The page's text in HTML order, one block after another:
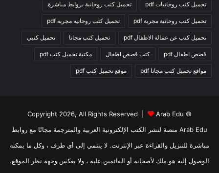
تحميل كتب روحانيات pdf تحميل كتب روحانية بروابط مباشرة
تحميل كتب روحانية مجربة pdf تحميل كتب روحانيه مجربه pdf
تحميل كتب عن عمالة الاطفال pdf تحميل كتب مجانا تحميل كتبي
قصص اطفال pdf كتب قصص اطفال مكتبة تحميل كتب pdf
مواقع تحميل كتب مجانا pdf موقع تحميل كتب pdf
© Copyright 2026, All Rights Reserved |
Arab Edu
Arab Edu منصة لنشر الكتب الإلكترونية العربية والمترجمة مجانًا مع روابط
مباشرة للتنزيل والقراءة عبر الإنترنت. لا ينتمي إلى أي طرف ، وكل ما يمكنه
الوصول إليه هو ملك لأصحابه أو القائمين عليه ، ولا يعكس وجهة نظر الموقع.